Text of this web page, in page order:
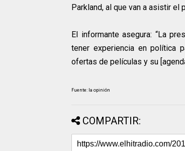
Parkland, al que van a asistir el
El informante asegura: “La
tener experiencia en política
ofertas de películas y su
Fuente: la opinión
COMPARTIR: